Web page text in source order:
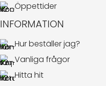
Öppettider
INFORMATION
Hur beställer jag?
Vanliga frågor
Hitta hit